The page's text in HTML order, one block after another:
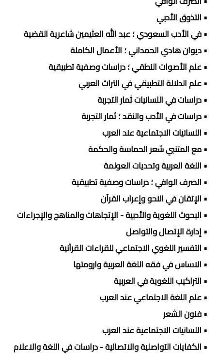
• التذوق الأدبي
• في الأدب السعودي ؛ عبد الله العثيمين شاعرية القضية
• ديوان هادي الحمداني ؛ الأعمال الكاملة
• علم الأصوات النطقي ؛ دراسات وصفية تطبيقية
• علم الدلالة التطبيقي في التراث العربي
• دراسات في اللسانيات ثمار التجربة
• دراسات في الأدب والنقد ؛ ثمار التجربة
• اللسانيات الاجتماعية عند العرب
• مع المتنبي شعر الحماسة والحكمة
• اللغة العربية وتحديات العولمة
• الصرف الوافي ؛ دراسات وصفية تطبيقية
• الإتقان في النحو وإعراب القرآن
• البحوث اللغوية والأدبية - الإتجاهات والمناهج والإجراءات
• إدارة الإتصال والتواصل
• التفسير اللغوي الاجتماعي للقراءات القرآنية
• الاساس في فقه اللغة العربية وارومتها
• التراكيب اللغوية في العربية
• علم اللغة الاجتماعي عند العرب
• فنون الشعر
• اللسانيات الاجتماعية عند العرب
• الكفايات التواصلية والاتصالية - دراسات في اللغة والاعلام